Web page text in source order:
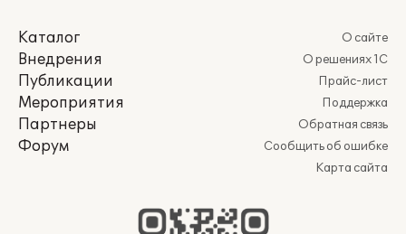
Каталог
Внедрения
Публикации
Мероприятия
Партнеры
Форум
О сайте
О решениях 1С
Прайс-лист
Поддержка
Обратная связь
Сообщить об ошибке
Карта сайта